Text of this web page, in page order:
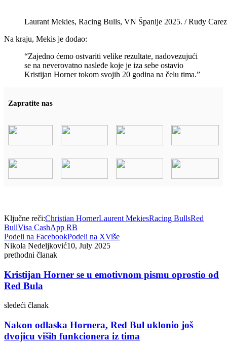
Laurant Mekies, Racing Bulls, VN Španije 2025. / Rudy
Na kraju, Mekis je dodao:
“Zajedno ćemo ostvariti velike rezultate, nadovezujući
se na neverovatno nasleđe koje je iza sebe ostavio
Kristijan Horner tokom svojih 20 godina na čelu tima.”
Zapratite nas
Ključne reči:Christian HornerLaurent MekiesRacing BullsRed
BullVisa CashApp RB
Podeli na FacebookPodeli na XViše
Nikola Nedeljković10, July 2025
prethodni članak
Kristijan Horner se u emotivnom pismu oprostio od
Red Bula
sledeći članak
Nakon odlaska Hornera, Red Bul uklonio još
dvojicu viših funkcionera iz tima